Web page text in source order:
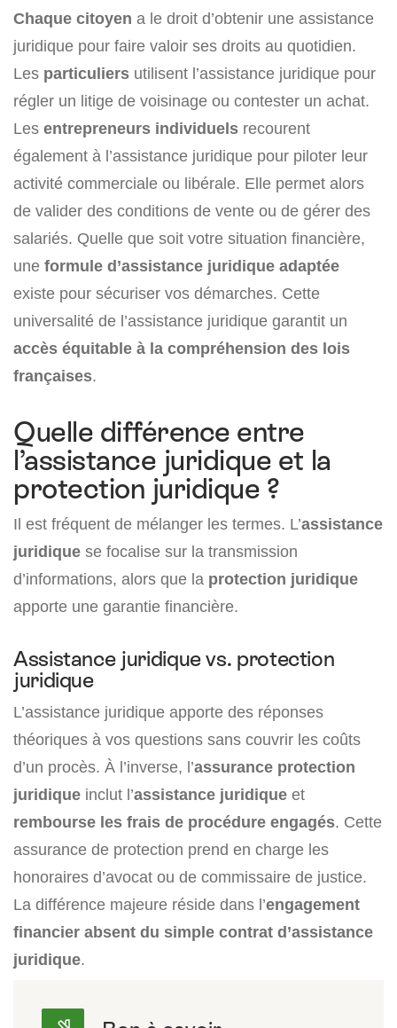
Chaque citoyen a le droit d’obtenir une assistance
juridique pour faire valoir ses droits au quotidien.
Les particuliers utilisent l’assistance juridique pour
régler un litige de voisinage ou contester un achat.
Les entrepreneurs individuels recourent
également à l’assistance juridique pour piloter leur
activité commerciale ou libérale. Elle permet alors
de valider des conditions de vente ou de gérer des
salariés. Quelle que soit votre situation financière,
une formule d’assistance juridique adaptée
existe pour sécuriser vos démarches. Cette
universalité de l’assistance juridique garantit un
accès équitable à la compréhension des lois
françaises.
Quelle différence entre
l’assistance juridique et la
protection juridique ?
Il est fréquent de mélanger les termes. L’assistance
juridique se focalise sur la transmission
d’informations, alors que la protection juridique
apporte une garantie financière.
Assistance juridique vs. protection
juridique
L’assistance juridique apporte des réponses
théoriques à vos questions sans couvrir les coûts
d’un procès. À l’inverse, l’assurance protection
juridique inclut l’assistance juridique et
rembourse les frais de procédure engagés. Cette
assurance de protection prend en charge les
honoraires d’avocat ou de commissaire de justice.
La différence majeure réside dans l’engagement
financier absent du simple contrat d’assistance
juridique.